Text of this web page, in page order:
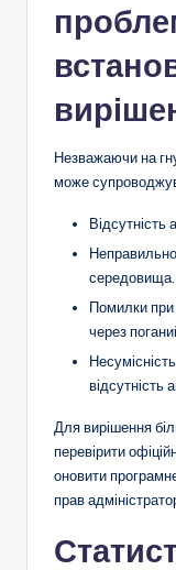
Незважаючи на
може
Відсутність
середовища.
Помилки при
через
відсутність
Для вирішення
перевірити
оновити
прав